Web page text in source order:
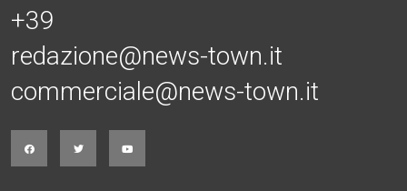
+39
redazione@news-town.it
commerciale@news-town.it